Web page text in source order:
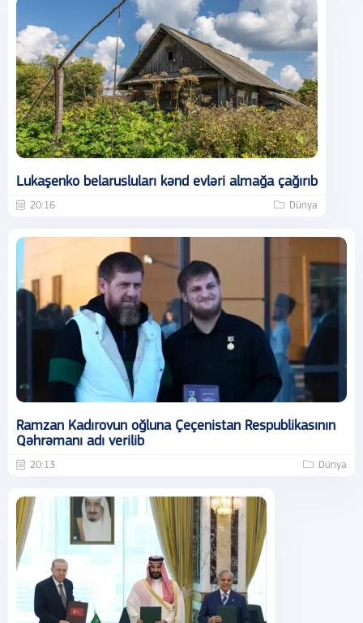
Lukaşenko belarusluları kənd evləri almağa çağırıb
20:16 Dünya
Ramzan Kadırovun oğluna Çeçenistan Respublikasının
Qəhrəmanı adı verilib
20:13 Dünya